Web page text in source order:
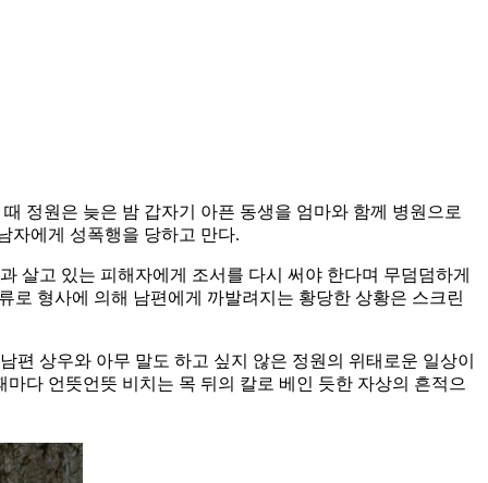
정원은 늦은 밤 갑자기 아픈 동생을 엄마와 함께 병원으로
자에게 성폭행을 당하고 만다.
살고 있는 피해자에게 조서를 다시 써야 한다며 무덤덤하게
로 형사에 의해 남편에게 까발려지는 황당한 상황은 스크린
상우와 아무 말도 하고 싶지 않은 정원의 위태로운 일상이
다 언뜻언뜻 비치는 목 뒤의 칼로 베인 듯한 자상의 흔적으